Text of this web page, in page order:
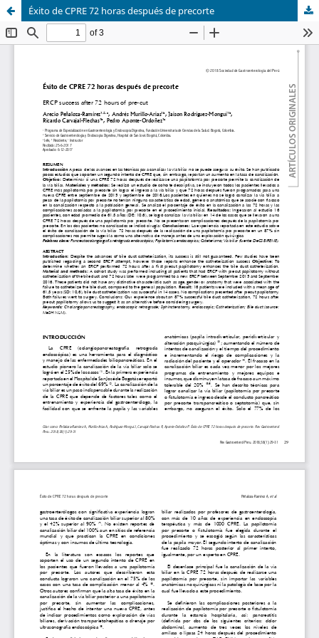
Éxito de CPRE 72 horas después de precorte